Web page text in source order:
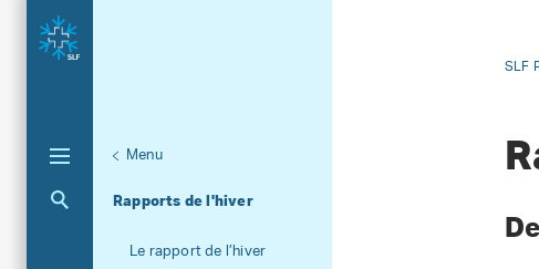
Menu
Rapports de l'hiver
Aktuelle Navigation
Le rapport de l’hiver
SLF